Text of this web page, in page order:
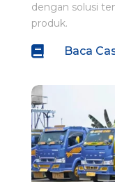
dengan solusi
produk.
 Baca